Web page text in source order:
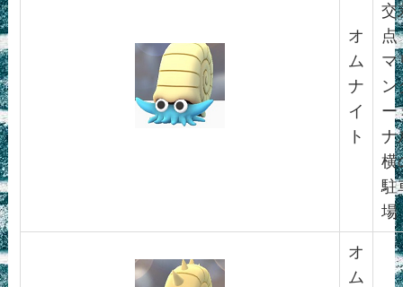
オ
ム
ナ
イ
ト
交
点
マ
ン
ー
ナ
横
駐
場
オ
ム